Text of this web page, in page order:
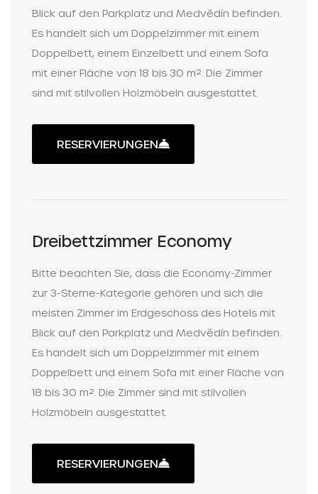
Blick auf den Parkplatz und Medvědín befinden.
Es handelt sich um Doppelzimmer mit einem
Doppelbett, einem Einzelbett und einem Sofa
mit einer Fläche von 18 bis 30 m². Die Zimmer
sind mit stilvollen Holzmöbeln ausgestattet.
RESERVIERUNGEN
Dreibettzimmer Economy
Bitte beachten Sie, dass die Economy-Zimmer
zur 3-Sterne-Kategorie gehören und sich die
meisten Zimmer im Erdgeschoss des Hotels mit
Blick auf den Parkplatz und Medvědín befinden.
Es handelt sich um Doppelzimmer mit einem
Doppelbett und einem Sofa mit einer Fläche von
18 bis 30 m². Die Zimmer sind mit stilvollen
Holzmöbeln ausgestattet.
RESERVIERUNGEN